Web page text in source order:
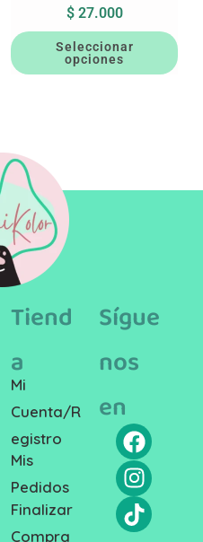
$27.000
Seleccionar
opciones
Tiend
a
Mi
Cuenta/R
egistro
Mis
Pedidos
Finalizar
Compra
Sígue
nos
en